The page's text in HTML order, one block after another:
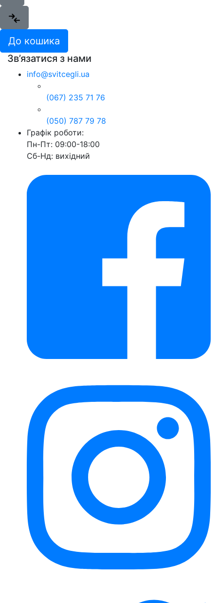
До кошика
Зв’язатися з нами
info@svitcegli.ua
(067) 235 71 76
(050) 787 79 78
Графік роботи:
Пн-Пт: 09:00-18:00
Сб-Нд: вихідний